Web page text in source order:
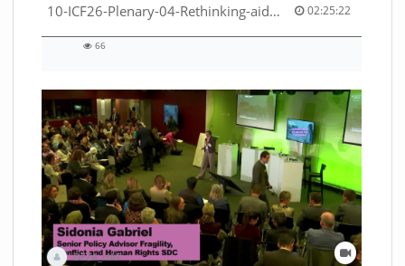
10-ICF26-Plenary-04-Rethinking-aid-deliveries-for-greater-impact-with-existing-resources-53529531710001791 02:25:22
02:25:22 duration
66
DEZA_HAF